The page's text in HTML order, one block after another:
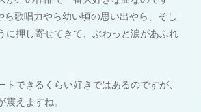
歌唱力やら幼い頃の思い出やら、そし
に押し寄せてきて、ぶわっと涙があふれ
できるくらい好きではあるのですが、
えますね。